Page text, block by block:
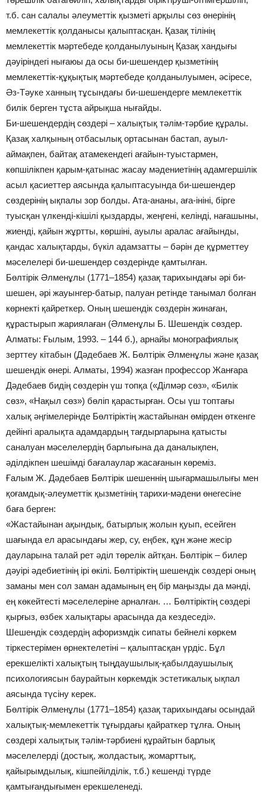
т.б. сан салалы әлеуметтік қызметі арқылы сөз өнерінің
мемлекеттік қолданысы қалыптасқан. Қазақ тілінің
мемлекеттік мәртебеде қолданылуының Қазақ хандығы
дәуіріндегі нығаюы да осы би-шешендер қызметінің
мемлекеттік-құқықтық мәртебеде қолданылуымен, әсіресе,
Әз-Тәуке ханның тұсындағы би-шешендерге мемлекеттік
билік берген тұста айрықша нығайды.
Би-шешендердің сөздері – халықтық тәлім-тәрбие құралы.
Қазақ халқының отбасылық ортасынан бастап, ауыл-
аймақпен, байтақ атамекендегі ағайын-туыстармен,
көпшілікпен қарым-қатынас жасау мәдениетінің адамгершілік
асыл қасиеттер аясында қалыптасуында би-шешендер
сөздерінің ықпалы зор болды. Ата-ананы, аға-ініні, бірге
туысқан үлкенді-кішілі қыздарды, жеңгені, келінді, нағашыны,
жиенді, қайын жұртты, көршіні, ауылы аралас ағайынды,
қандас халықтарды, бүкіл адамзатты – бәрін де құрметтеу
мәселелері би-шешендер сөздерінде қамтылған.
Бөлтірік Әлменұлы (1771–1854) қазақ тарихындағы әрі би-
шешен, әрі жауынгер-батыр, палуан ретінде танымал болған
көрнекті қайреткер. Оның шешендік сөздерін жинаған,
құрастырып жариялаған (Әлменұлы Б. Шешендік сөздер.
Алматы: Ғылым, 1993. – 144 б.), арнайы монографиялық
зерттеу кітабын (Дәдебаев Ж. Бөлтірік Әлменұлы және қазақ
шешендік өнері. Алматы, 1994) жазған профессор Жанғара
Дәдебаев бидің сөздерін үш топқа («Ділмәр сөз», «Билік
сөз», «Нақыл сөз») бөліп қарастырған. Осы үш топтағы
халық әңгімелерінде Бөлтіріктің жастайынан өмірден өткенге
дейінгі аралықта адамдардың тағдырларына қатысты
саналуан мәселелердің барлығына да даналықпен,
әділдікпен шешімді бағалаулар жасағанын көреміз.
Ғалым Ж. Дәдебаев Бөлтірік шешеннің шығармашылығы мен
қоғамдық-әлеуметтік қызметінің тарихи-мәдени өнегесіне
баға берген:
«Жастайынан ақындық, батырлық жолын қуып, есейген
шағында ел арасындағы жер, су, еңбек, құн және жесір
дауларына талай рет әділ төрелік айтқан. Бөлтірік – билер
дәуірі әдебиетінің ірі өкілі. Бөлтіріктің шешендік сөздері оның
заманы мен сол заман адамының ең бір маңызды да мәнді,
ең көкейтесті мәселелеріне арналған. … Бөлтіріктің сөздері
қырғыз, өзбек халықтары арасында да кездеседі».
Шешендік сөздердің афоризмдік сипаты бейнелі көркем
тіркестерімен өрнектелетіні – қалыптасқан үрдіс. Бұл
ерекшелікті халықтың тыңдаушылық-қабылдаушылық
психологиясын баурайтын көркемдік эстетикалық ықпал
аясында түсіну керек.
Бөлтірік Әлменұлы (1771–1854) қазақ тарихындағы осындай
халықтық-мемлекеттік тұғырдағы қайраткер тұлға. Оның
сөздері халықтық тәлім-тәрбиені құрайтын барлық
мәселелерді (достық, жолдастық, жомарттық,
қайырымдылық, кішпейілділік, т.б.) кешенді түрде
қамтығандығымен ерекшеленеді.